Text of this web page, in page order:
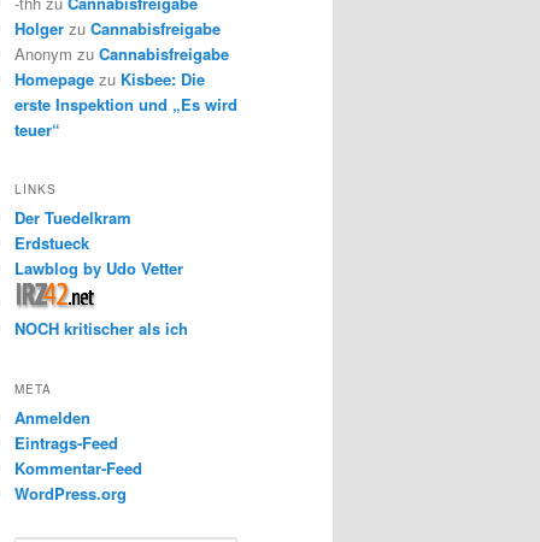
Holger zu Cannabisfreigabe
Anonym zu Cannabisfreigabe
Homepage zu Kisbee: Die
erste Inspektion und „Es wird
teuer“
LINKS
Der Tuedelkram
Erdstueck
Lawblog by Udo Vetter
NOCH kritischer als ich
META
Anmelden
Eintrags-Feed
Kommentar-Feed
WordPress.org